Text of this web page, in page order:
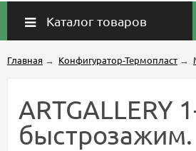
Каталог товаров
Главная → Конфигуратор-Термопласт →